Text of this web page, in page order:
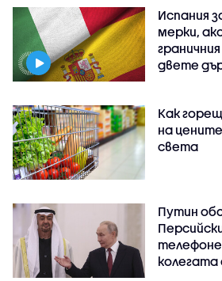
Испания
мерки,
двете
Как
на
света
Путин
колегата